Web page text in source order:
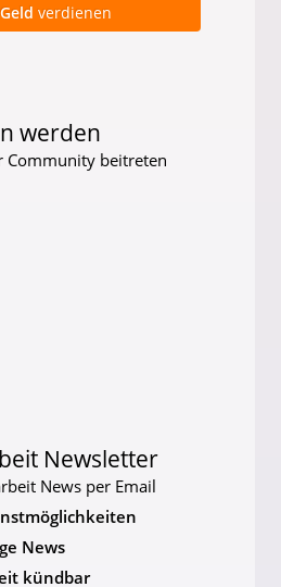
Geld verdienen
werden
Community beitreten
Newsletter
News per Email
News
kündbar